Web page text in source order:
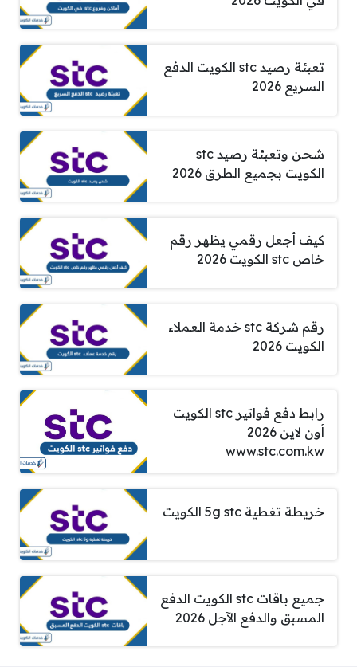
تعبئة رصيد stc الكويت الدفع
السريع 2026
شحن وتعبئة رصيد stc
الكويت بجميع الطرق 2026
كيف أجعل رقمي يظهر رقم
خاص stc الكويت 2026
رقم شركة stc خدمة العملاء
الكويت 2026
رابط دفع فواتير stc الكويت
أون لاين 2026
www.stc.com.kw
خريطة تغطية 5g stc الكويت
جميع باقات stc الكويت الدفع
المسبق والدفع الآجل 2026